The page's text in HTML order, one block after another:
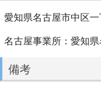
愛知県名古屋市中区
名古屋事業所：愛知
備考